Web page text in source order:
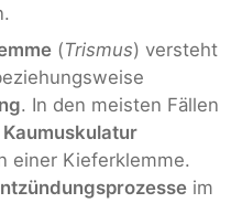
(Trismus) versteht
. In den meisten Fällen
einer Kieferklemme.
im